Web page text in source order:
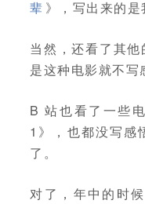
辈 》，写出来的是
当然，还看了其
是这种电影就不写
B 站也看了一些
1》，也都没写感
了。
对了，年中的时